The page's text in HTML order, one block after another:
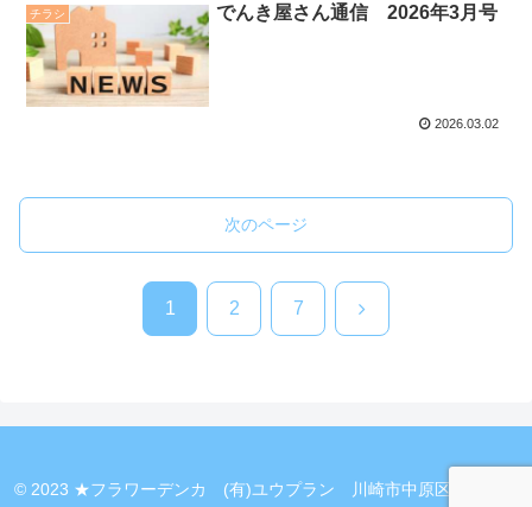
チラシ でんき屋さん通信 2026年3月号
2026.03.02
次のページ
1 2 7 次
© 2023 ★フラワーデンカ (有)ユウプラン 川崎市中原区新丸子町